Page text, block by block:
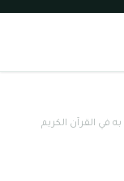
القرآن الكريم